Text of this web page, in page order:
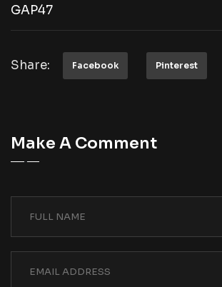
GAP47
Share: Facebook Pinterest
Make A Comment